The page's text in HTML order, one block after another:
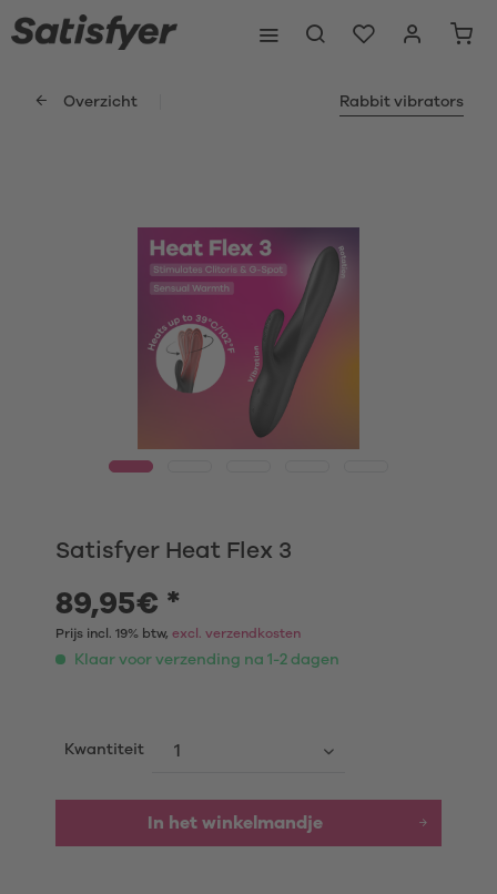
Overzicht Rabbit vibrators
Satisfyer Heat Flex 3
89,95€ *
Prijs incl. 19% btw, excl. verzendkosten
Klaar voor verzending na 1-2 dagen
Kwantiteit
In het winkelmandje